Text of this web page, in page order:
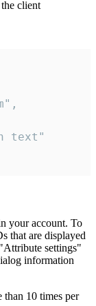
client
text"
your account. To
that are displayed
settings"
information
10 times per